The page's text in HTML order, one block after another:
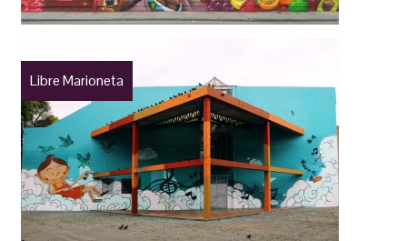
Libre Marioneta